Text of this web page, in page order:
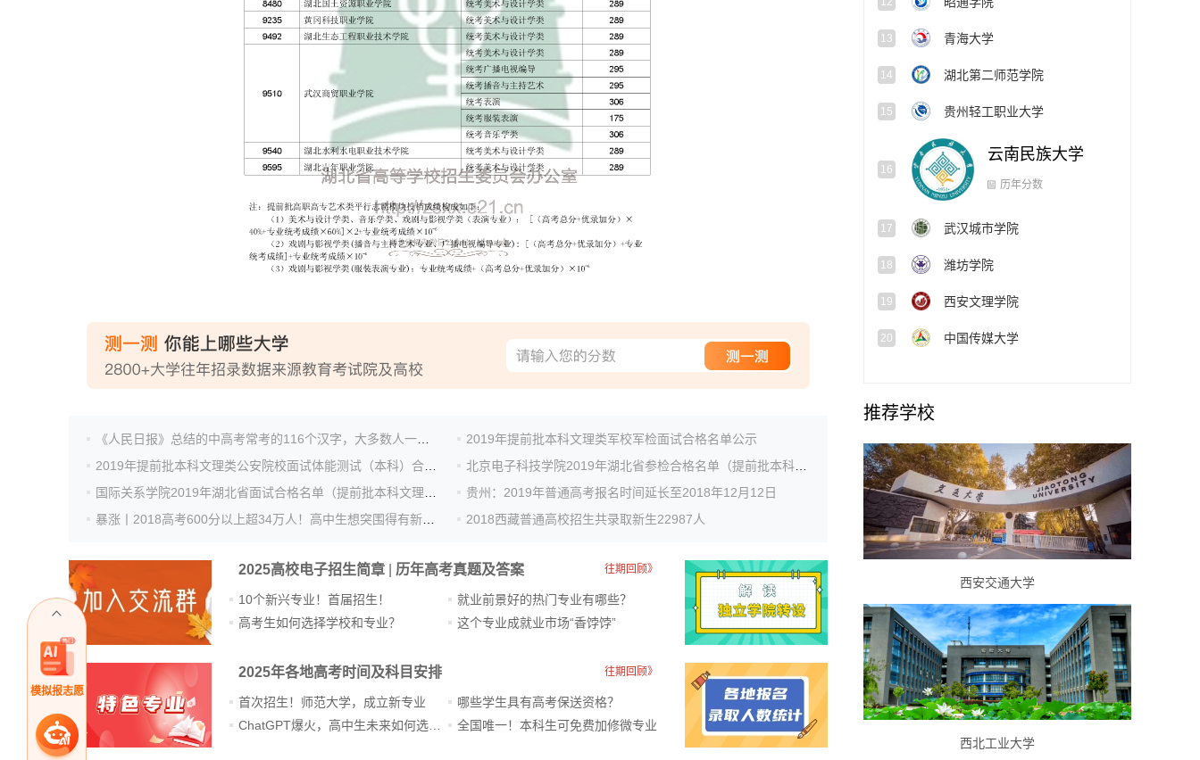
模拟报志愿
《人民日报》总结的中高考常考的116个汉字，大多数人一读就错
2019年提前批本科文理类军校军检面试合格名单公示
2019年提前批本科文理类公安院校面试体能测试（本科）合格名单公示
北京电子科技学院2019年湖北省参检合格名单（提前批本科文理类）
国际关系学院2019年湖北省面试合格名单（提前批本科文理类）
贵州：2019年普通高考报名时间延长至2018年12月12日
暴涨丨2018高考600分以上超34万人！高中生想突围得有新观念
2018西藏普通高校招生共录取新生22987人
2025高校电子招生简章 历年高考真题及答案 往期回顾》
10个新兴专业！首届招生！
高考生如何选择学校和专业？
就业前景好的热门专业有哪些？
这个专业成就业市场“香饽饽”​
2025年各地高考时间及科目安排 往期回顾》
首次招生！师范大学，成立新专业
ChatGPT爆火，高中生未来如何选专业？
哪些学生具有高考保送资格？
全国唯一！本科生可免费加修微专业
13 青海大学
14 湖北第二师范学院
15 贵州轻工职业大学
16
云南民族大学
历年分数
17 武汉城市学院
18 潍坊学院
19 西安文理学院
20 中国传媒大学
推荐学校
西安交通大学
西北工业大学